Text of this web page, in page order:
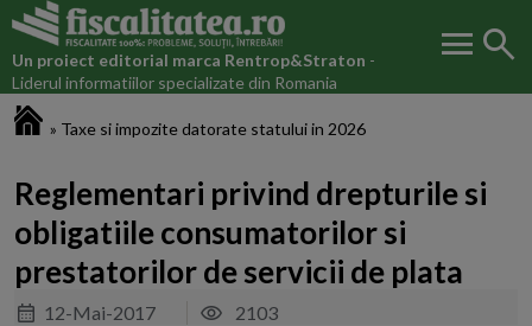
Un proiect editorial marca Rentrop&Straton -
Liderul informatiilor specializate din Romania
menu search
» Taxe si impozite datorate statului in 2026
Reglementari privind drepturile si
obligatiile consumatorilor si
prestatorilor de servicii de plata
12-Mai-2017 2103